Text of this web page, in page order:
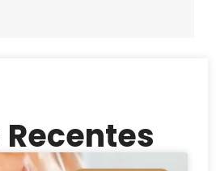
Recentes